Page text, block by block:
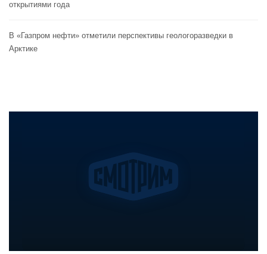
открытиями года
В «Газпром нефти» отметили перспективы геологоразведки в
Арктике